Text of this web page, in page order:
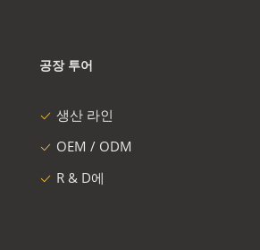
공장 투어
생산 라인
OEM / ODM
R & D에